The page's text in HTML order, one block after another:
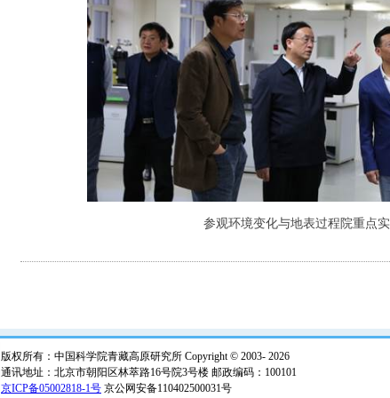
参观环境变化与地表过程院重点
版权所有：中国科学院青藏高原研究所 Copyright © 2003- 2026
通讯地址：北京市朝阳区林萃路16号院3号楼 邮政编码：100101
京ICP备05002818-1号 京公网安备110402500031号